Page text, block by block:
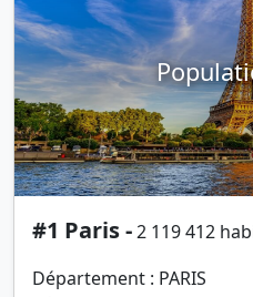
#1 Paris -2 119 412
Département : PARIS